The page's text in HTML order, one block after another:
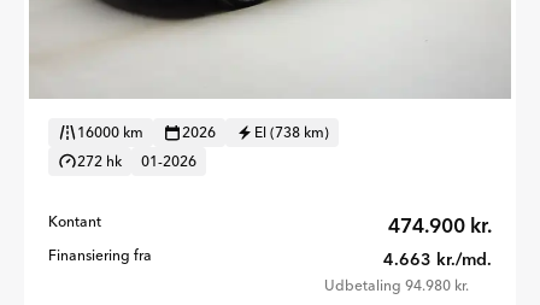
16000 km 2026
El (738 km)
272 hk
01-2026
Kontant 474.900 kr.
Finansiering fra 4.663 kr./md.
Udbetaling 94.980 kr.